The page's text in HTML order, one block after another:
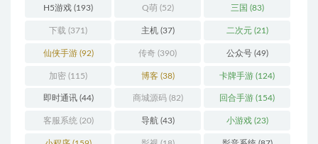
H5游戏 (193) Q萌 (52) 三国 (83)
下载 (371) 主机(37) 二次元(21)
仙侠手游(92) 传奇 (390) 公众号(49)
加密 (115) 博客(38) 卡牌手游 (124)
即时通讯(44) 商城源码(82) 回合手游 (154)
客服系统 (20) 导航(43) 小游戏(23)